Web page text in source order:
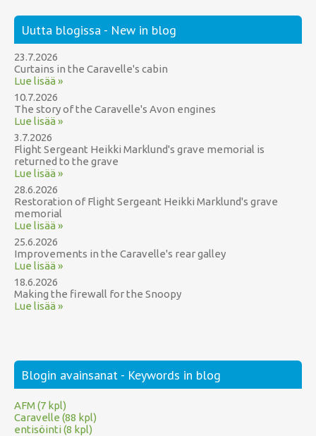
Uutta blogissa - New in blog
23.7.2026
Curtains in the Caravelle's cabin
Lue lisää »
10.7.2026
The story of the Caravelle's Avon engines
Lue lisää »
3.7.2026
Flight Sergeant Heikki Marklund's grave memorial is
returned to the grave
Lue lisää »
28.6.2026
Restoration of Flight Sergeant Heikki Marklund's grave
memorial
Lue lisää »
25.6.2026
Improvements in the Caravelle's rear galley
Lue lisää »
18.6.2026
Making the firewall for the Snoopy
Lue lisää »
Blogin avainsanat - Keywords in blog
AFM (7 kpl)
Caravelle (88 kpl)
entisöinti (8 kpl)